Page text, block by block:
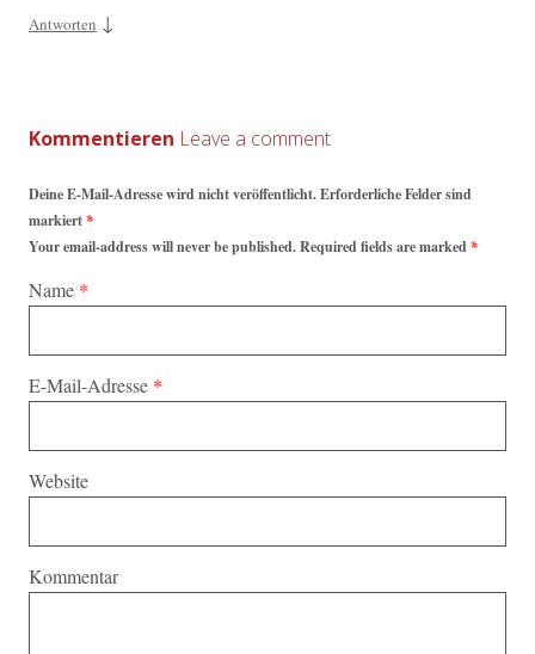
Antworten ↓
Kommentieren
Deine E-Mail-Adresse wird nicht veröffentlicht. Erforderliche Felder sind
markiert*
Your email-address will never be published. Required fields are marked*
Name *
E-Mail-Adresse *
Website
Kommentar